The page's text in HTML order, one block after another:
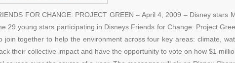
FOR CHANGE: PROJECT GREEN – April 4, 2009 – Disney
29 young stars participating in Disneys Friends for Change: Project
join together to help the environment across four key areas: climate,
their collective impact and have the opportunity to vote on how $1